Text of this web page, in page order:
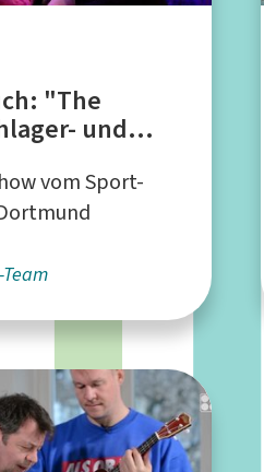
"The
und
vom Sport-